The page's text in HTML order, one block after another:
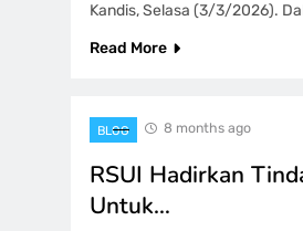
Kandis, Selasa (3/3/2026).
Read More
BLOG 8 months ago
RSUI Hadirkan
Untuk…